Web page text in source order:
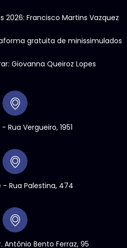
2026: Francisco Martins Vazquez
gratuita de minissimulados
Giovanna Queiroz Lopes
Rua Vergueiro, 1951
- Rua Palestina, 474
Antônio Bento Ferraz, 95